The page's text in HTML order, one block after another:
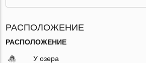
РАСПОЛОЖЕНИЕ
РАСПОЛОЖЕНИЕ
У озера